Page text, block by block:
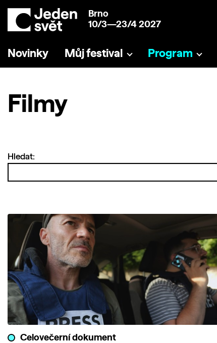
Brno
10/3—23/4 2027
Novinky Můj festival Program
Filmy
Hledat:
Celovečerní dokument